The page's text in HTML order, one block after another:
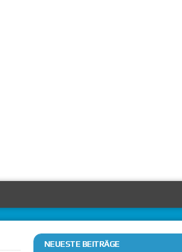
NEUESTE BEITRÄGE